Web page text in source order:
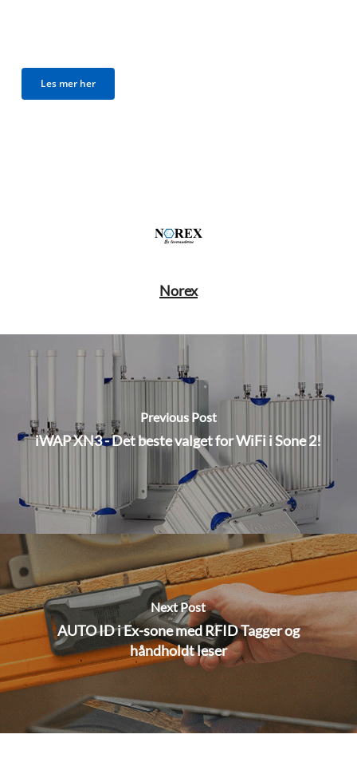
Les mer her
Norex
Previous Post
iWAP XN3 - Det beste valget for WiFi i Sone 2!
Next Post
AUTO ID i Ex-sone med RFID Tagger og
håndholdt leser